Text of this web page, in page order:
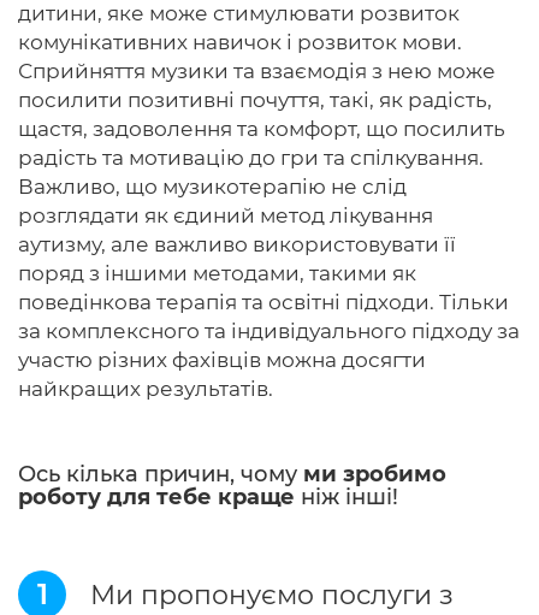
дитини, яке може стимулювати розвиток
комунікативних навичок і розвиток мови.
Сприйняття музики та взаємодія з нею може
посилити позитивні почуття, такі, як радість,
щастя, задоволення та комфорт, що посилить
радість та мотивацію до гри та спілкування.
Важливо, що музикотерапію не слід
розглядати як єдиний метод лікування
аутизму, але важливо використовувати її
поряд з іншими методами, такими як
поведінкова терапія та освітні підходи. Тільки
за комплексного та індивідуального підходу за
участю різних фахівців можна досягти
найкращих результатів.
Ось кілька причин, чому ми зробимо
роботу для тебе краще ніж інші!
1
Ми пропонуємо послуги з